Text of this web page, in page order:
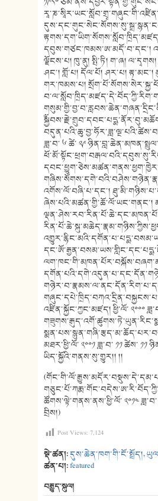
དབུས་གཙང་ཁམས་ཨ་མདོ་བ་དང་།
ལྗོངས་པ། ཁུ་ནུ། སྤི་ཏི། ག་ཞ།
ཤང་། གློ་པ། དོལ་པོ། ཤར་པ། རྟ་མང་།
གར་ཁམས་པ།
ཟླ་བ་ ༦ ཚེ་ ༢༩
འགོས་ལོ་བཞི་པ་དང་།
འཛིན་སྐྱོང་ཀྱང་མཛད། ཕྱི་ལོ་ ༢༠༠༠
མཐར་ཕྱི་ལོ་ ༢༠༠༡ ཟླ་བ་ ༡༡ ཚེས་ ༡༡
ཡིད་སྐྱོའི་གནས་སུ་གྱུར།། །།
ཚོགས་ལྟེ་གནས་ནས་ཕྱི་ལོ་ ༢༠༡༤
བྲིས།)
Post Views: 7,124
སྡེ་ཚན།:དུས་ཆེན་ཁག་གི་ངོ་སྤྲོད།,
ཚན་པ།:featured
བརྒྱུད་སྐུལ།